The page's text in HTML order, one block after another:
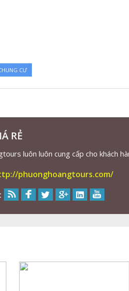
CƯ
RẺ
luôn luôn cung cấp cho khách
phuonghoangtours.com/